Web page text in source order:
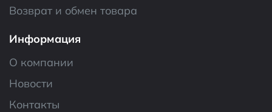
Возврат и обмен товара
Информация
О компании
Новости
Контакты